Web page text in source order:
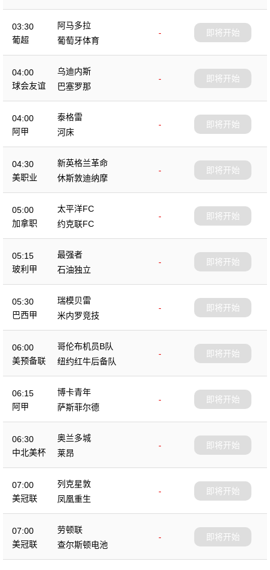
03:30
葡超
阿马多拉
-
葡萄牙体育
即将开始
04:00
球会友谊
乌迪内斯
-
巴塞罗那
即将开始
04:00
阿甲
泰格雷
-
河床
即将开始
04:30
美职业
新英格兰革命
-
休斯敦迪纳摩
即将开始
05:00
加拿职
太平洋FC
-
约克联FC
即将开始
05:15
玻利甲
最强者
-
石油独立
即将开始
05:30
巴西甲
瑞模贝雷
-
米内罗竞技
即将开始
06:00
美预备联
哥伦布机员B队
-
纽约红牛后备队
即将开始
06:15
阿甲
博卡青年
-
萨斯菲尔德
即将开始
06:30
中北美杯
奥兰多城
-
莱昂
即将开始
07:00
美冠联
列克星敦
-
凤凰重生
即将开始
07:00
美冠联
劳顿联
-
查尔斯顿电池
即将开始